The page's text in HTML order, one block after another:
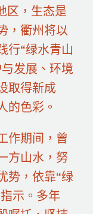
区，生态是
，衢州将以
行“绿水青山
发展、环境
取得新成
的色彩。
作期间，曾
方山水，努
势，依靠“绿
示。多年